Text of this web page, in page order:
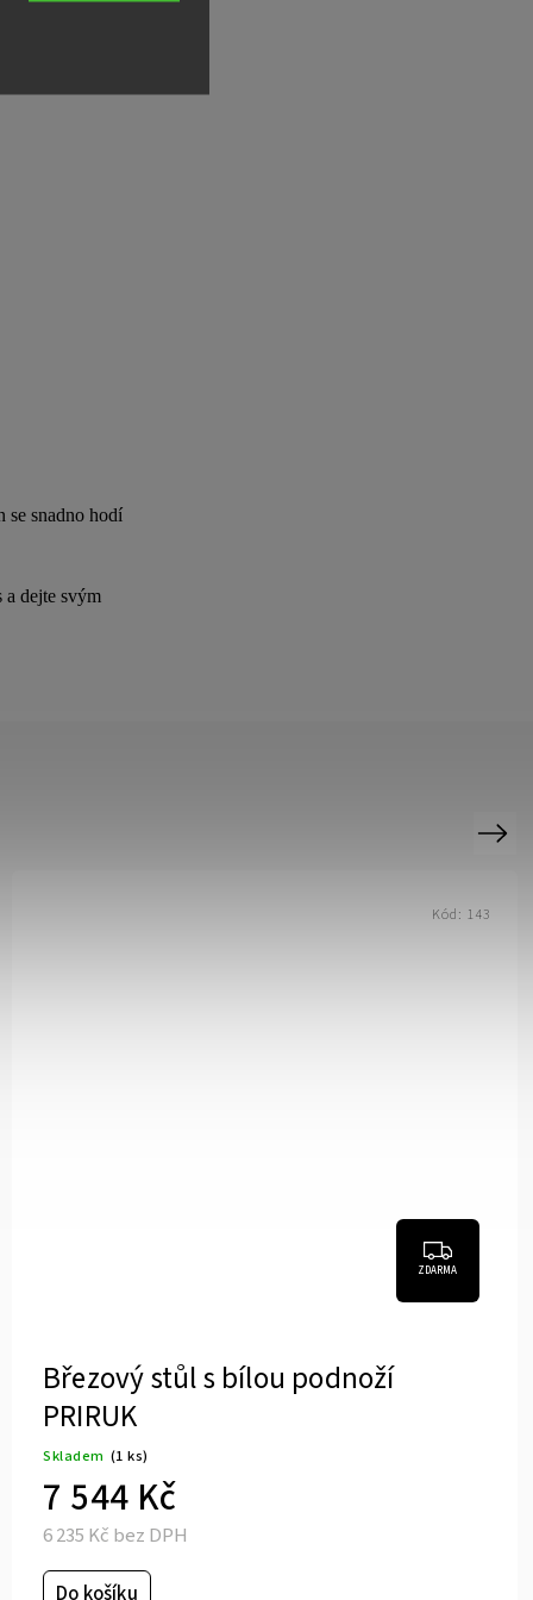
se snadno hodí
a dejte svým
ZDARMA
Březový stůl s bílou podnoží
KONFIK
Dostupné do 6 týdnů
7 620 Kč bez DPH
9 220 Kč
Do košíku
Kód: 145
Next